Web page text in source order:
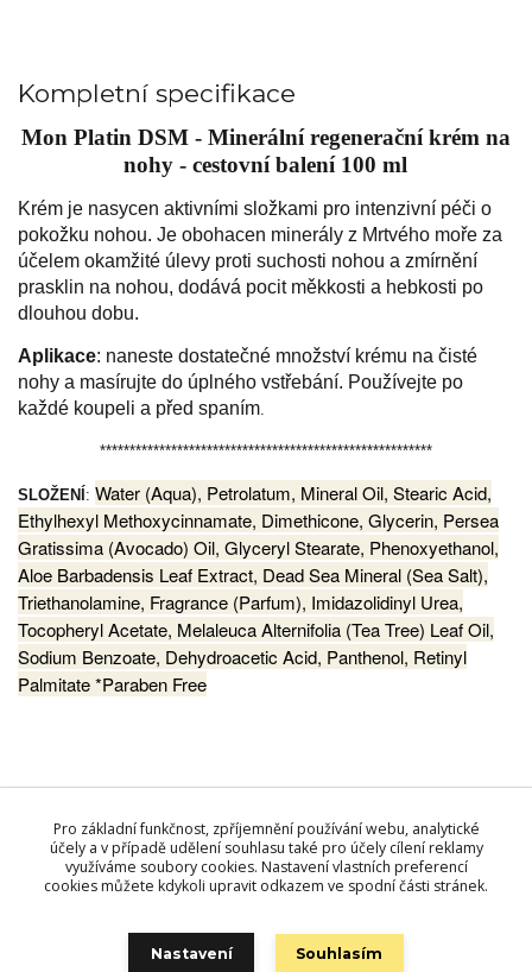
Kompletní specifikace
Mon Platin DSM - Minerální regenerační krém na
nohy - cestovní balení 100 ml
Krém je nasycen aktivními složkami pro intenzivní péči o
pokožku nohou. Je obohacen minerály z Mrtvého moře za
účelem okamžité úlevy proti suchosti nohou a zmírnění
prasklin na nohou, dodává pocit měkkosti a hebkosti po
dlouhou dobu.
Aplikace: naneste dostatečné množství krému na čisté
nohy a masírujte do úplného vstřebání. Používejte po
každé koupeli a před spaním
********************************************************
SLOŽENÍ: Water (Aqua), Petrolatum, Mineral Oil, Stearic Acid,
Ethylhexyl Methoxycinnamate, Dimethicone, Glycerin, Persea
Gratissima (Avocado) Oil, Glyceryl Stearate, Phenoxyethanol,
Aloe Barbadensis Leaf Extract, Dead Sea Mineral (Sea Salt),
Triethanolamine, Fragrance (Parfum), Imidazolidinyl Urea,
Tocopheryl Acetate, Melaleuca Alternifolia (Tea Tree) Leaf Oil,
Sodium Benzoate, Dehydroacetic Acid, Panthenol, Retinyl
Palmitate *Paraben Free
Zboží zařazeno v kategoriích
Kosmetika MON PLATIN DSM
Pro základní funkčnost, zpříjemnění používání webu, analytické
účely a v případě udělení souhlasu také pro účely cílení reklamy
využíváme soubory cookies. Nastavení vlastních preferencí
cookies můžete kdykoli upravit odkazem ve spodní části stránek.
Nastavení Souhlasím